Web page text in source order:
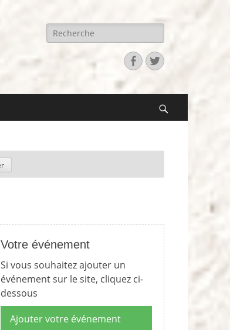
Recherche
pour:
Facebook
Twitter
Votre événement
Si vous souhaitez ajouter un
événement sur le site, cliquez ci-
dessous
Ajouter votre événement